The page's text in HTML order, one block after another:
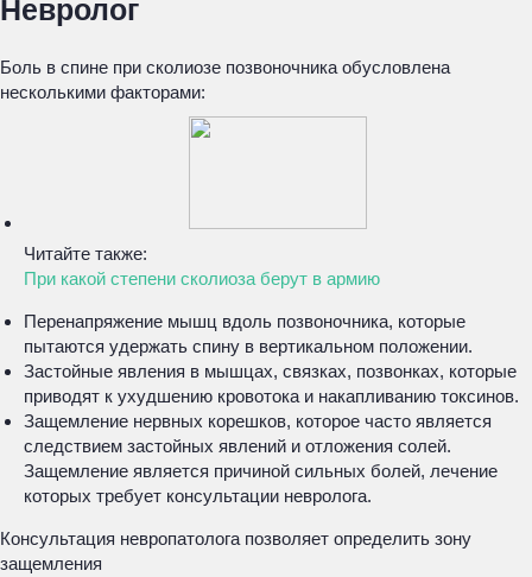
Невролог
Боль в спине при сколиозе позвоночника обусловлена
несколькими факторами:
Читайте также:
При какой степени сколиоза берут в армию
Перенапряжение мышц вдоль позвоночника, которые
пытаются удержать спину в вертикальном положении.
Застойные явления в мышцах, связках, позвонках, которые
приводят к ухудшению кровотока и накапливанию токсинов.
Защемление нервных корешков, которое часто является
следствием застойных явлений и отложения солей.
Защемление является причиной сильных болей, лечение
которых требует консультации невролога.
Консультация невропатолога позволяет определить зону
защемления